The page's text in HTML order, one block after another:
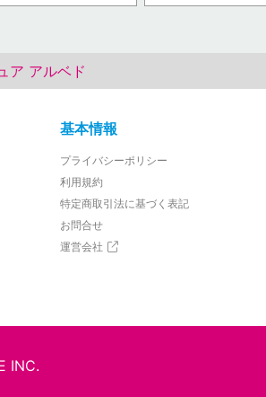
ア アルベド
基本情報
プライバシーポリシー
利用規約
特定商取引法に基づく表記
お問合せ
運営会社
INC.